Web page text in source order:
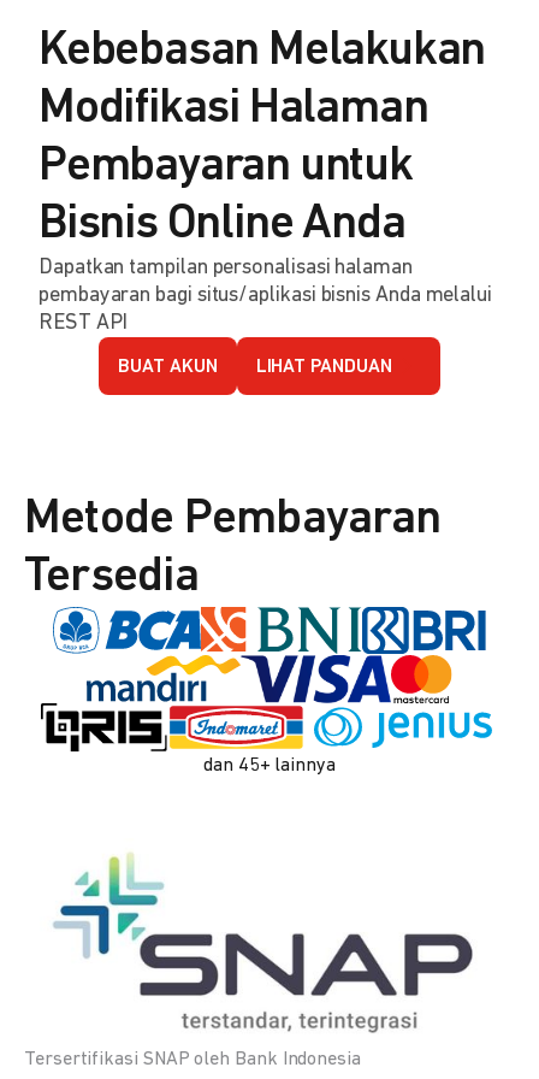
Kebebasan Melakukan
Modifikasi Halaman
Pembayaran untuk
Bisnis Online Anda
Dapatkan tampilan personalisasi halaman
pembayaran bagi situs/aplikasi bisnis Anda melalui
REST API
BUAT AKUN LIHAT PANDUAN
Metode Pembayaran
Tersedia
dan 45+ lainnya
Tersertifikasi SNAP oleh Bank Indonesia